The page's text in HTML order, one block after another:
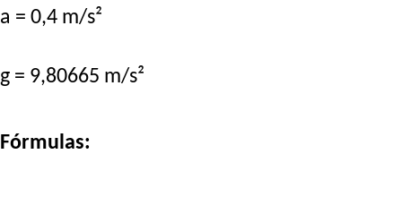
a = 0,4 m/s²
g = 9,80665 m/s²
Fórmulas: